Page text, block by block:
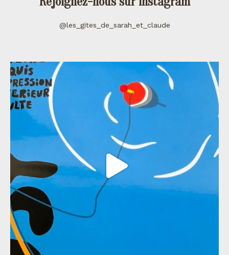
@les_gites_de_sarah_et_claude
les_gites_de_sarah_et_claude